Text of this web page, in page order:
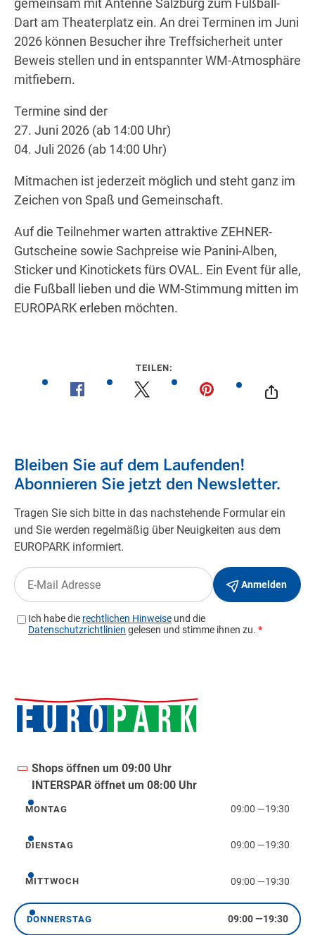
Wegbeschreibung erhalten
gemeinsam mitAntenne Salzburg zum Fußball-
Dart am Theaterplatz ein. An drei Terminen im Juni
2026 können Besucher ihre Treffsicherheit unter
Beweis stellen und in entspannter WM-Atmosphäre
mitfiebern.
Termine sind der
27. Juni 2026 (ab 14:00 Uhr)
04. Juli 2026 (ab 14:00 Uhr)
Mitmachen ist jederzeit möglich und steht ganz im
Zeichen von Spaß und Gemeinschaft.
Auf die Teilnehmer warten attraktive ZEHNER-
Gutscheine sowie Sachpreise wie Panini-Alben,
Sticker und Kinotickets fürs OVAL. Ein Event für alle,
die Fußball lieben und die WM-Stimmung mitten im
EUROPARK erleben möchten.
TEILEN:
Shops öffnen um 09:00 Uhr
INTERSPAR öffnet um 08:00 Uhr
Montag
MONTAG 09:00 —19:30
Dienstag
DIENSTAG 09:00 —19:30
Mittwoch
MITTWOCH 09:00 —19:30
Donnerstag
DONNERSTAG 09:00—19:30